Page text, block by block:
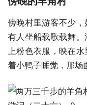
傍晚村里游客不少
有人坐船载歌载舞
上粉色衣服，映在
着小鸭子睡觉，那场